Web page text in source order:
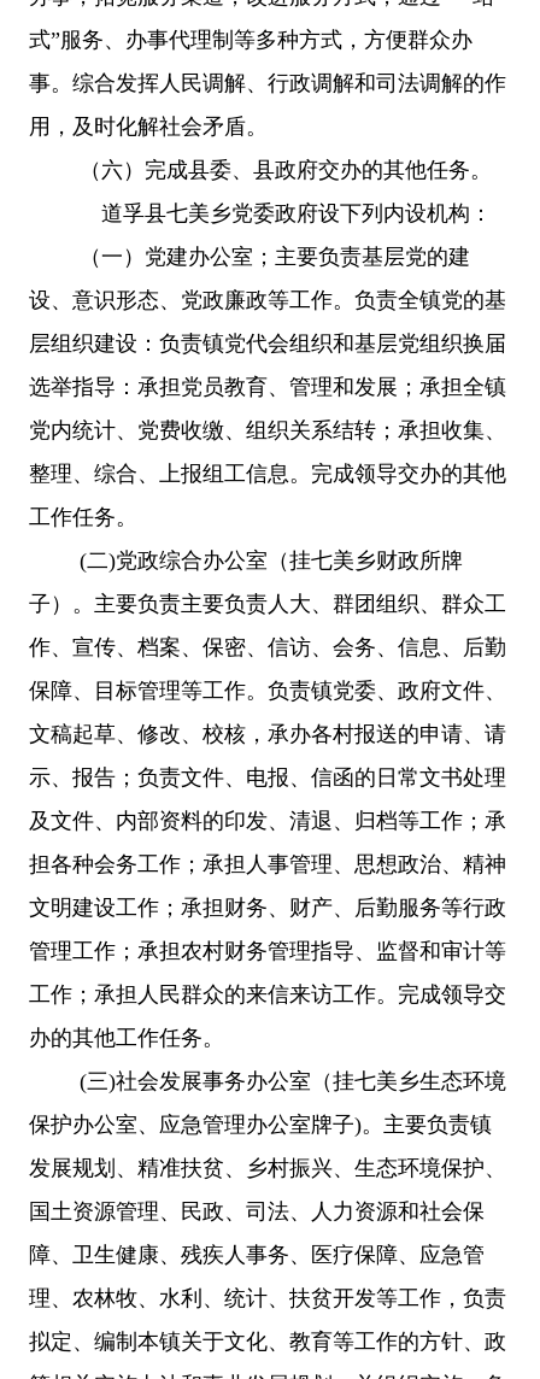
式”服务、办事代理制等多种方式，方便群众办
事。综合发挥人民调解、行政调解和司法调解的作
用，及时化解社会矛盾。
（六） 完成县委、县政府交办的其他任务。
道孚县七美乡党委政府设下列内设机构：
（一）党建办公室；主要负责基层党的建
设、意识形态、党政廉政等工作。负责全镇党的基
层组织建设：负责镇党代会组织和基层党组织换届
选举指导：承担党员教育、管理和发展；承担全镇
党内统计、党费收缴、组织关系结转；承担收集、
整理、综合、上报组工信息。完成领导交办的其他
工作任务。
(二)党政综合办公室（挂七美乡财政所牌
子）。主要负责主要负责人大、群团组织、群众工
作、宣传、档案、保密、信访、会务、信息、后勤
保障、目标管理等工作。负责镇党委、政府文件、
文稿起草、修改、校核，承办各村报送的申请、请
示、报告；负责文件、电报、信函的日常文书处理
及文件、内部资料的印发、清退、归档等工作；承
担各种会务工作；承担人事管理、思想政治、精神
文明建设工作；承担财务、财产、后勤服务等行政
管理工作；承担农村财务管理指导、监督和审计等
工作；承担人民群众的来信来访工作。完成领导交
办的其他工作任务。
(三)社会发展事务办公室（挂七美乡生态环境
保护办公室、应急管理办公室牌子)。主要负责镇
发展规划、精准扶贫、乡村振兴、生态环境保护、
国土资源管理、民政、司法、人力资源和社会保
障、卫生健康、残疾人事务、医疗保障、应急管
理、农林牧、水利、统计、扶贫开发等工作，负责
拟定、编制本镇关于文化、教育等工作的方针、政